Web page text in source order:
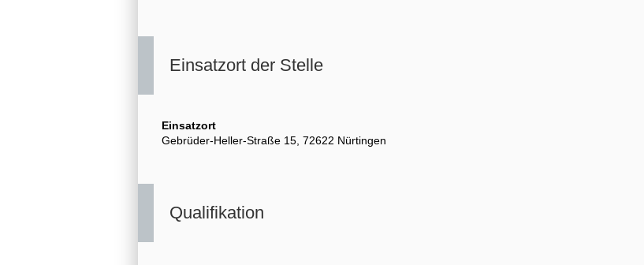
Einsatzort der Stelle
Einsatzort
Gebrüder-Heller-Straße 15, 72622 Nürtingen
Qualifikation